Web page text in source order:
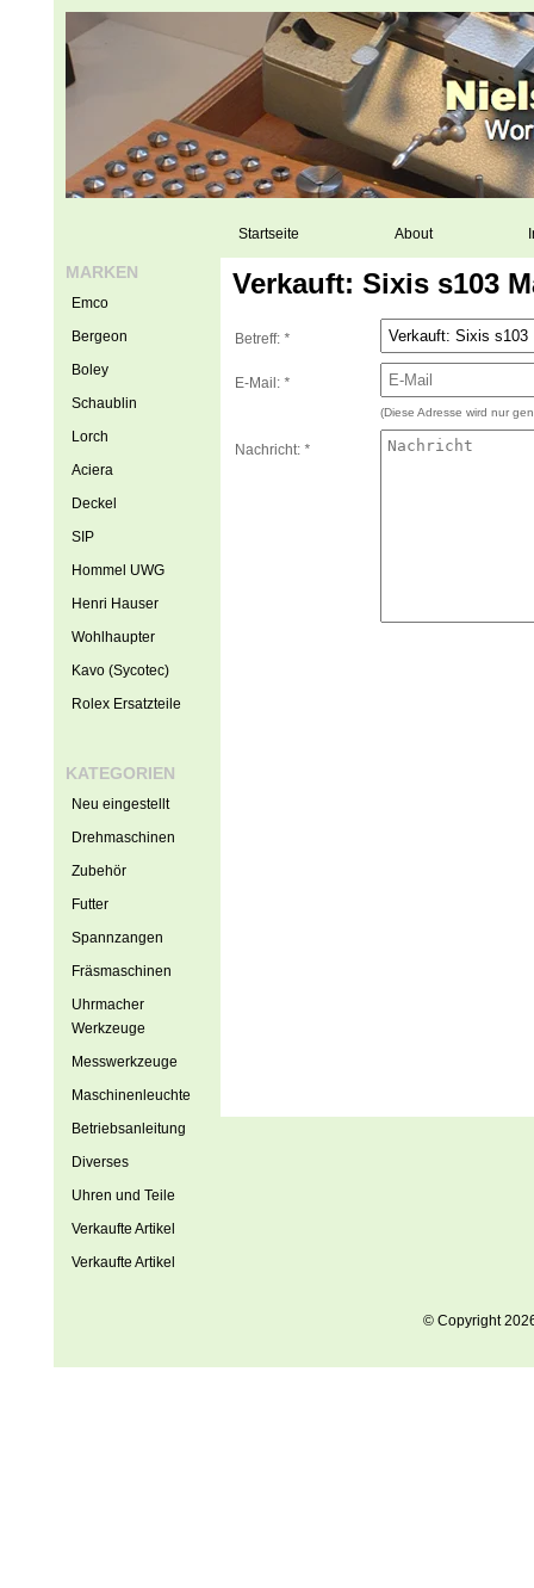
Startseite About
Verkauft: Sixis s103
Betreff: *
E-Mail: *
(Diese Adresse wird nur
Nachricht: *
MARKEN
Emco
Bergeon
Boley
Schaublin
Lorch
Aciera
Deckel
SIP
Hommel UWG
Henri Hauser
Wohlhaupter
Kavo (Sycotec)
Rolex Ersatzteile
KATEGORIEN
Neu eingestellt
Drehmaschinen
Zubehör
Futter
Spannzangen
Fräsmaschinen
Uhrmacher
Werkzeuge
Messwerkzeuge
Maschinenleuchte
Betriebsanleitung
Diverses
Uhren und Teile
Verkaufte Artikel
Verkaufte Artikel
© Copyright